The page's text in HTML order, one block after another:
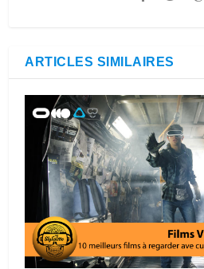
ARTICLES SIMILAIRES